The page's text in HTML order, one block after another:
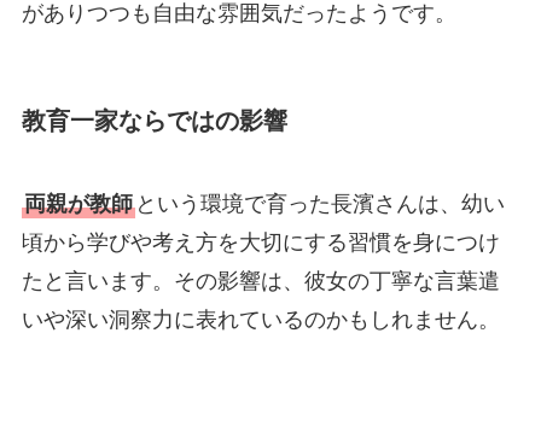
がありつつも自由な雰囲気だったようです。
教育一家ならではの影響
両親が教師という環境で育った長濱さんは、幼い
頃から学びや考え方を大切にする習慣を身につけ
たと言います。その影響は、彼女の丁寧な言葉遣
いや深い洞察力に表れているのかもしれません。